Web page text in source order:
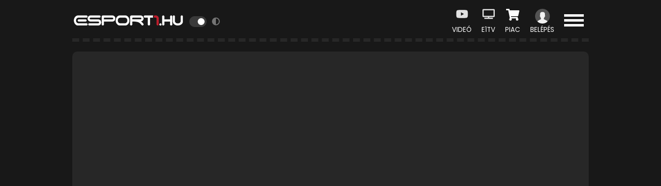
VIDEÓ E1TV PIAC BELÉPÉS